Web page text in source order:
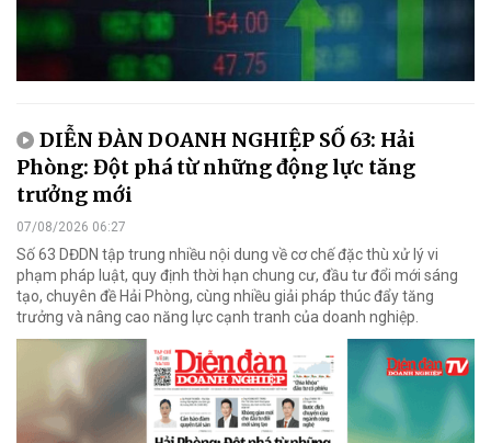
DIỄN ĐÀN DOANH NGHIỆP SỐ 63: Hải
Phòng: Đột phá từ những động lực tăng
trưởng mới
07/08/2026 06:27
Số 63 DĐDN tập trung nhiều nội dung về cơ chế đặc thù xử lý vi
phạm pháp luật, quy định thời hạn chung cư, đầu tư đổi mới sáng
tạo, chuyên đề Hải Phòng, cùng nhiều giải pháp thúc đẩy tăng
trưởng và nâng cao năng lực cạnh tranh của doanh nghiệp.